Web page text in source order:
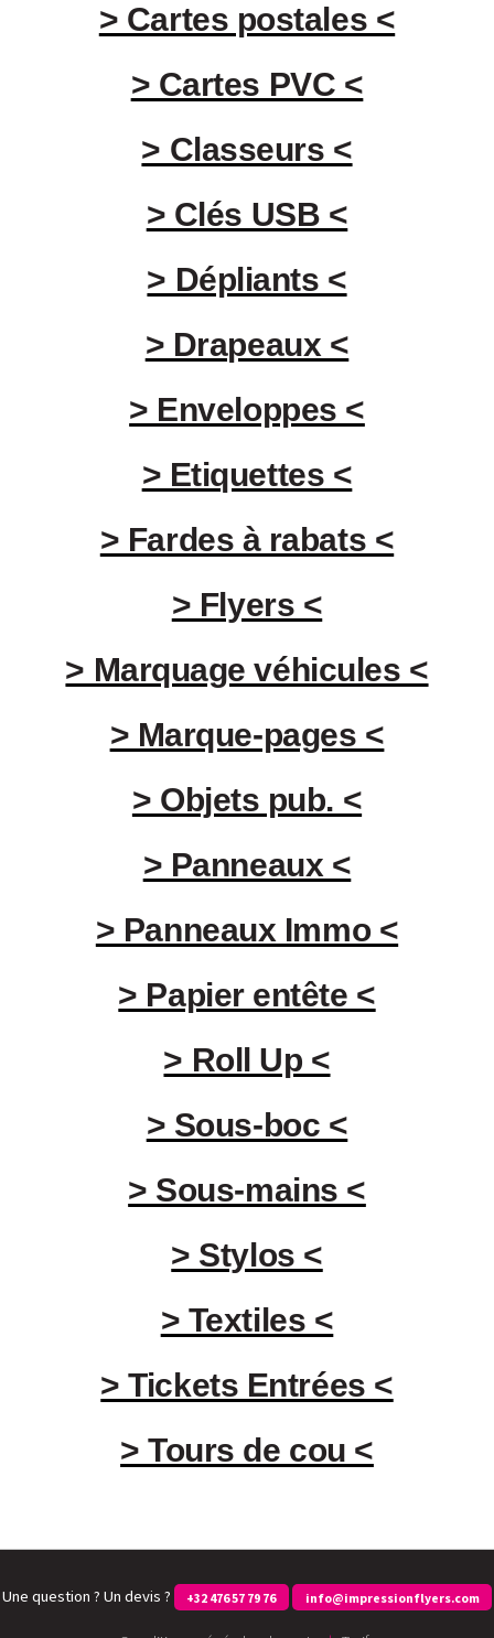
> Cartes postales <
> Cartes PVC <
> Classeurs <
> Clés USB <
> Dépliants <
> Drapeaux <
> Enveloppes <
> Etiquettes <
> Fardes à rabats <
> Flyers <
> Marquage véhicules <
> Marque-pages <
> Objets pub. <
> Panneaux <
> Panneaux Immo <
> Papier entête <
> Roll Up <
> Sous-boc <
> Sous-mains <
> Stylos <
> Textiles <
> Tickets Entrées <
> Tours de cou <
Une question ? Un devis ? +32 476 57 79 76 info@impressionflyers.com